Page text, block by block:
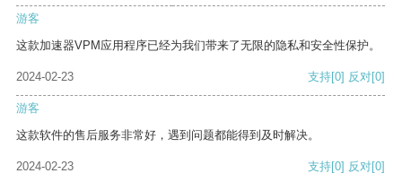
游客
这款加速器VPM应用程序已经为我们带来了无限的隐私和安全性保护。
2024-02-23 支持[0] 反对[0]
游客
这款软件的售后服务非常好，遇到问题都能得到及时解决。
2024-02-23 支持[0] 反对[0]